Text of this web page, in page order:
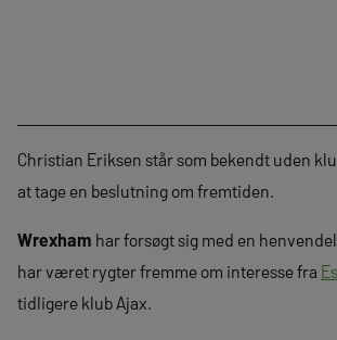
Christian Eriksen står som bekendt uden
at tage en beslutning om fremtiden.
Wrexham har forsøgt sig med en
har været rygter fremme om interesse fra
tidligere klub Ajax.